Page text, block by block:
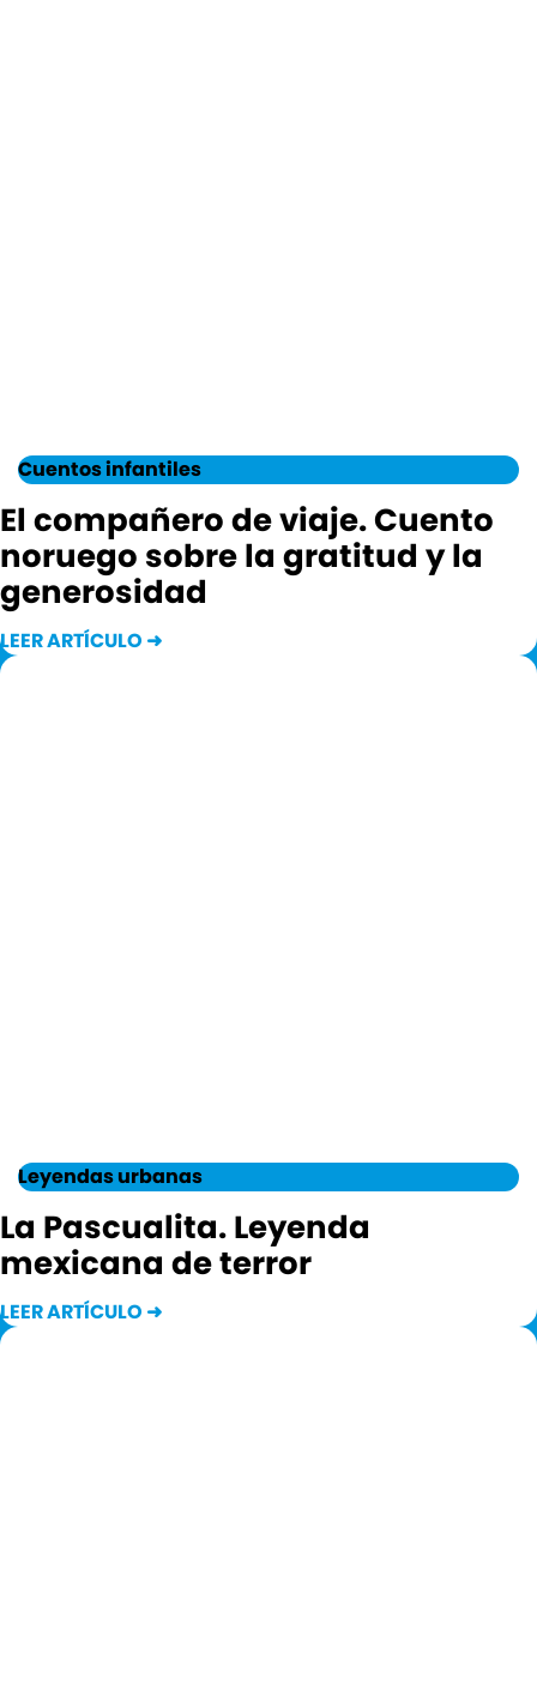
Cuentos infantiles
El compañero de viaje. Cuento
noruego sobre la gratitud y la
generosidad
LEER ARTÍCULO ➜
Leyendas urbanas
La Pascualita. Leyenda
mexicana de terror
LEER ARTÍCULO ➜